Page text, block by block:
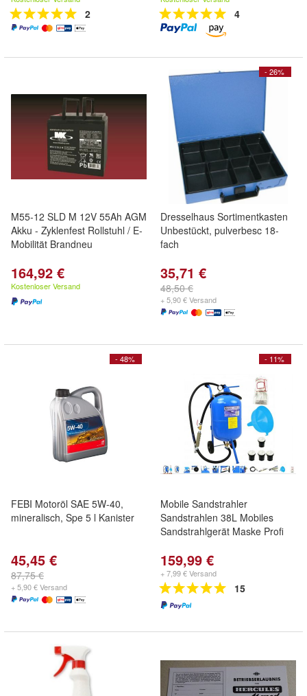
2 4
M55-12 SLD M 12V 55Ah AGM
Akku - Zyklenfest Rollstuhl / E-
Mobilität Brandneu
164,92 €
Kostenloser Versand
- 26%
Dresselhaus Sortimentkasten
Unbestückt, pulverbesc 18-
fach
35,71 €
48,50 €
+ 5,90 € Versand
- 48%
FEBI Motoröl SAE 5W-40,
mineralisch, Spe 5 l Kanister
45,45 €
87,75 €
+ 5,90 € Versand
- 11%
Mobile Sandstrahler
Sandstrahlen 38L Mobiles
Sandstrahlgerät Maske Profi
159,99 €
+ 7,99 € Versand
15